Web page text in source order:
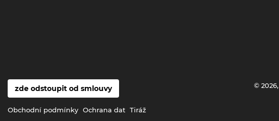
zde odstoupit od smlouvy
Obchodní podmínky Ochrana dat Tiráž
©